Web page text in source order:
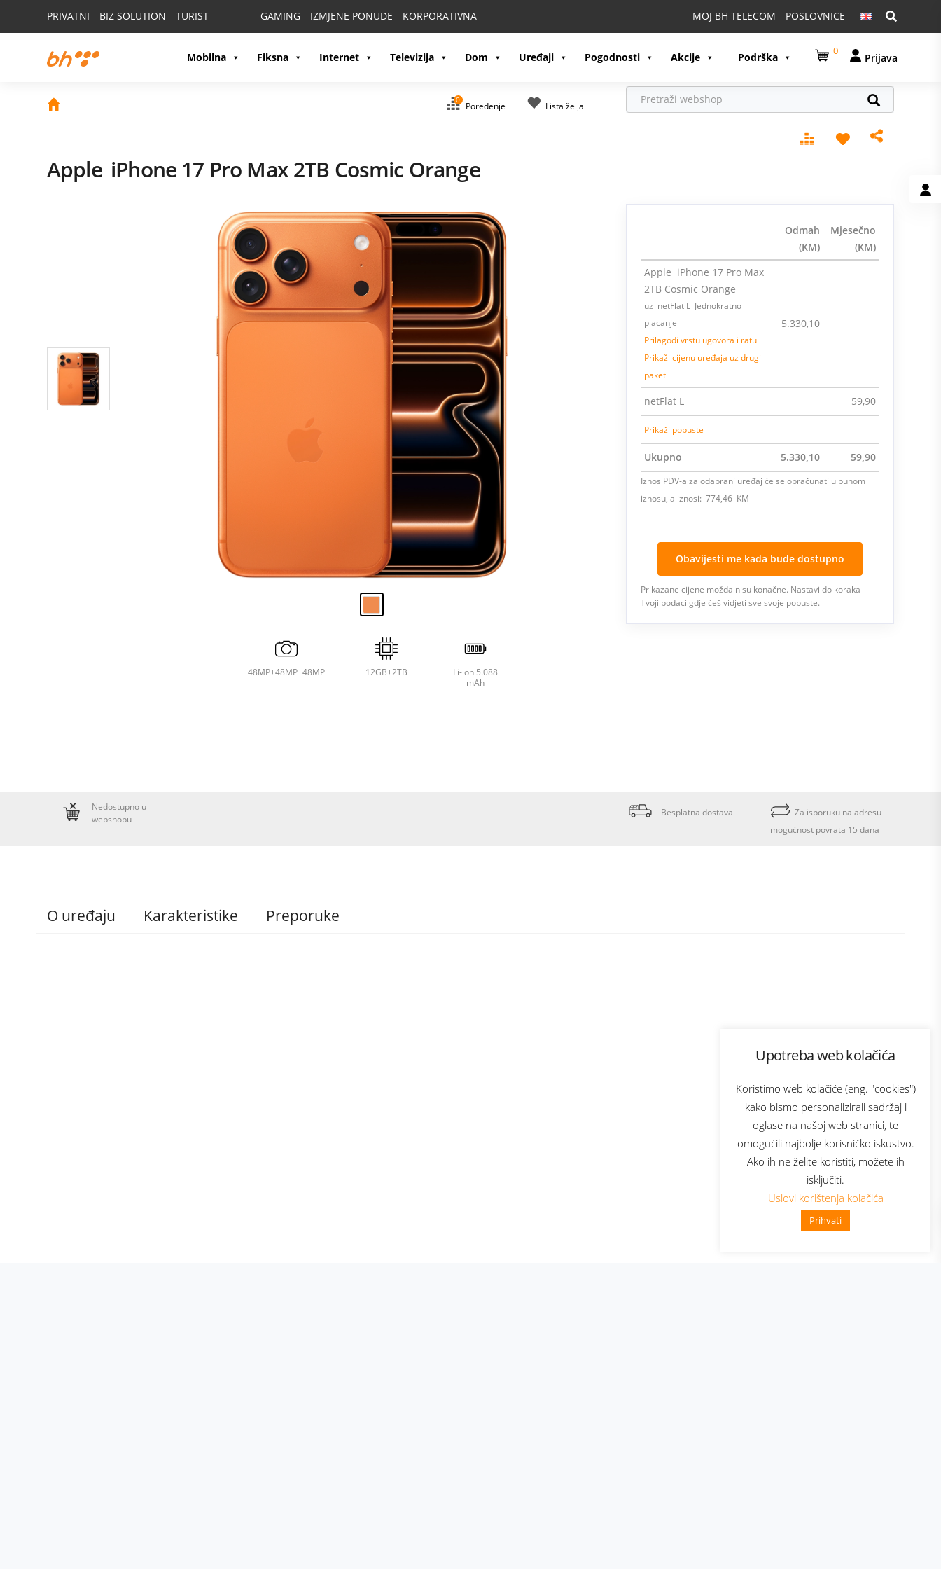
Upotreba web kolačića
Koristimo web kolačiće (eng. "cookies")
kako bismo personalizirali sadržaj i
oglase na našoj web stranici, te
omogućili najbolje korisničko iskustvo.
Ako ih ne želite koristiti, možete ih
isključiti.
Uslovi korištenja kolačića
Prihvati
PRIVATNI BIZ SOLUTION TURIST GAMING IZMJENE PONUDE KORPORATIVNA Pretraga:
MOJ BH TELECOM POSLOVNICE
Mobilna Fiksna Internet Televizija Dom Uređaji Pogodnosti Akcije Podrška 0
Prijava
0
Poređenje Lista želja
👋 Zdravo, kako mogu pomoći?
Apple iPhone 17 Pro Max 2TB Cosmic Orange
48MP+48MP+48MP 12GB+2TB
Li-ion 5.088
mAh
Odmah
(KM)
Mjesečno
(KM)
Apple iPhone 17 Pro Max
2TB Cosmic Orange
uz netFlat L Jednokratno
placanje
Prilagodi vrstu ugovora i ratu
Prikaži cijenu uređaja uz drugi
paket
5.330,10
netFlat L 59,90
Prikaži popuste
Ukupno 5.330,10 59,90
Iznos PDV-a za odabrani uređaj će se obračunati u punom
iznosu, a iznosi: 774,46 KM
Obavijesti me kada bude dostupno
Prikazane cijene možda nisu konačne. Nastavi do koraka
Tvoji podaci gdje ćeš vidjeti sve svoje popuste.
Nedostupno u
webshopu
Besplatna dostava
Za isporuku na adresu
mogućnost povrata 15 dana
O uređaju Karakteristike Preporuke
Bonus plus
Prijava za newsletter